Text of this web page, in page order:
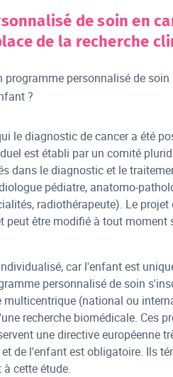
de soin en
de la recherche
programme personnalisé de
?
le diagnostic de cancer a été
est établi par un comité
dans le diagnostic et le
pédiatre, anatomo-
radiothérapeute). Le
peut être modifié à tout moment
car l'enfant est
personnalisé de soin
(national ou
recherche biomédicale. Ces
une directive européenne
de l'enfant est obligatoire. Ils
cette étude.